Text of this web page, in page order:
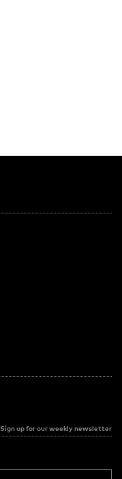
Sign up for our weekly newsletter